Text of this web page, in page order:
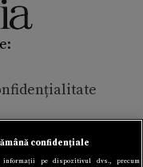
Holding 2026
confidențiale
pe dispozitivul dvs., precum